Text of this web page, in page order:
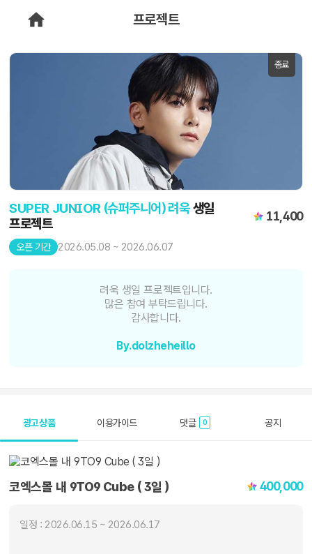
프로젝트
종료
SUPER JUNIOR (슈퍼주니어) 려욱생일
프로젝트
11,400
오픈 기간 2026.05.08 ~ 2026.06.07
려욱 생일 프로젝트입니다.
많은 참여 부탁드립니다.
감사합니다.
By.dolzheheillo
광고상품 이용가이드 댓글 0 공지
코엑스몰 내 9TO9 Cube ( 3일 ) 400,000
일정 : 2026.06.15 ~ 2026.06.17